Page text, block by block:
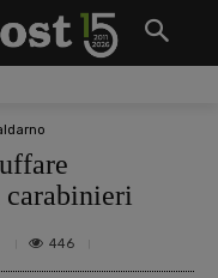
carabinieri
446